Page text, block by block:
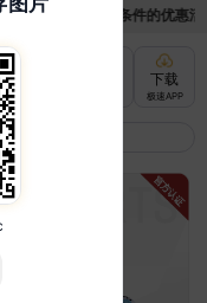
】界面领取满足条件的优惠
下载
极速APP